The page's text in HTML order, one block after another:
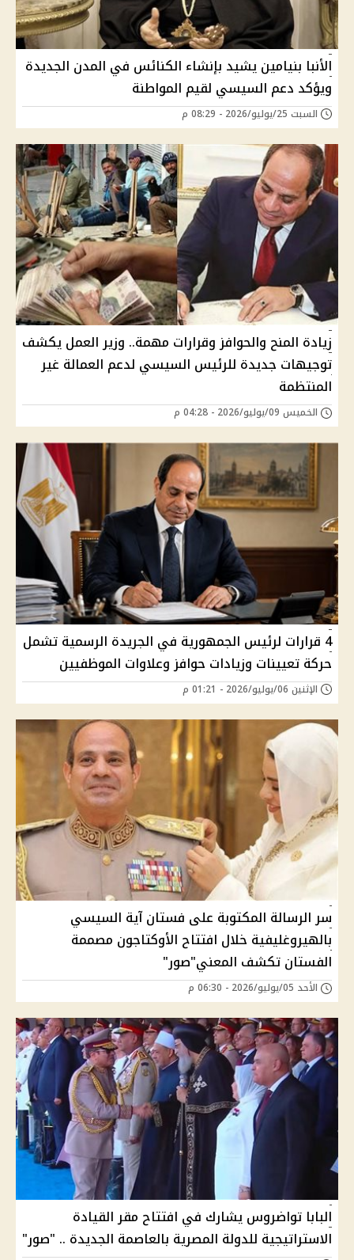
الأنبا بنيامين يشيد بإنشاء الكنائس في المدن الجديدة
ويؤكد دعم السيسي لقيم المواطنة
السبت 25/يوليو/2026 - 08:29 م
زيادة المنح والحوافز وقرارات مهمة.. وزير العمل يكشف
توجيهات جديدة للرئيس السيسي لدعم العمالة غير
المنتظمة
الخميس 09/يوليو/2026 - 04:28 م
4 قرارات لرئيس الجمهورية في الجريدة الرسمية تشمل
حركة تعيينات وزيادات حوافز وعلاوات الموظفيين
الإثنين 06/يوليو/2026 - 01:21 م
سر الرسالة المكتوبة على فستان آية السيسي
بالهيروغليفية خلال افتتاح الأوكتاجون مصممة
الفستان تكشف المعني"صور"
الأحد 05/يوليو/2026 - 06:30 م
البابا تواضروس يشارك في افتتاح مقر القيادة
الاستراتيجية للدولة المصرية بالعاصمة الجديدة .. "صور"